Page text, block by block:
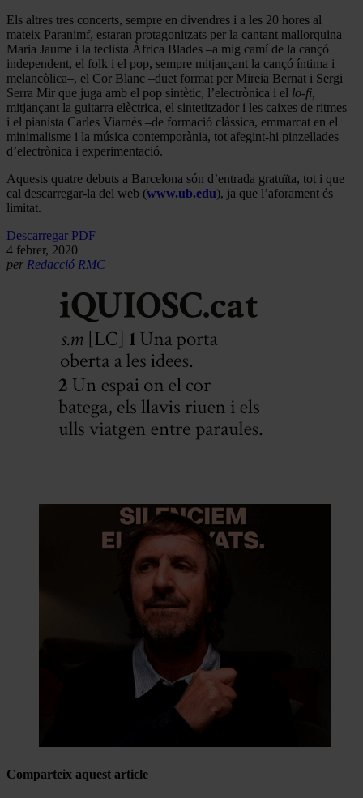
Els altres tres concerts, sempre en divendres i a les 20 hores al
mateix Paranimf, estaran protagonitzats per la cantant mallorquina
Maria Jaume i la teclista Àfrica Blades –a mig camí de la cançó
independent, el folk i el pop, sempre mitjançant la cançó íntima i
melancòlica–, el Cor Blanc –duet format per Mireia Bernat i Sergi
Serra Mir que juga amb el pop sintètic, l’electrònica i el lo-fi,
mitjançant la guitarra elèctrica, el sintetitzador i les caixes de ritmes–
i el pianista Carles Viarnès –de formació clàssica, emmarcat en el
minimalisme i la música contemporània, tot afegint-hi pinzellades
d’electrònica i experimentació.
Aquests quatre debuts a Barcelona són d’entrada gratuïta, tot i que
cal descarregar-la del web (www.ub.edu), ja que l’aforament és
limitat.
Descarregar PDF
4 febrer, 2020
per Redacció RMC
Comparteix aquest article